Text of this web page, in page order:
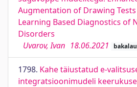
Augmentation of Drawing
Learning Based Diagnostics of
Disorders
Uvarov, Ivan 18.06.2021
1798. Kahe täiustatud e-
integratsioonimudeli